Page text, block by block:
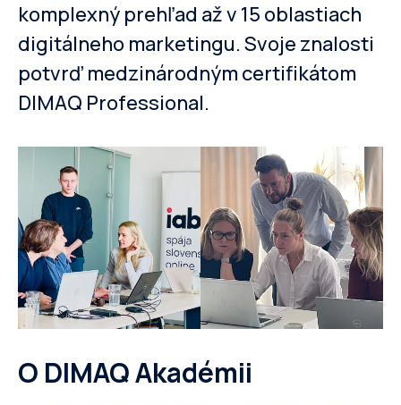
komplexný prehľad až v 15 oblastiach
digitálneho marketingu. Svoje znalosti
potvrď medzinárodným certifikátom
DIMAQ Professional.
O DIMAQ Akadémii